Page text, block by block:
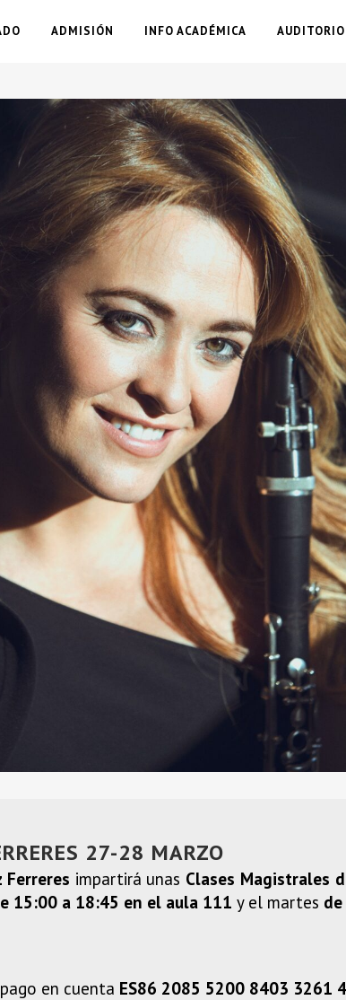
ADMISIÓN INFO ACADÉMICA AUDITORIO
27-28 MARZO
Ferreres impartirá unas Clases Magistrales
15:00 a 18:45 en el aula 111 y el martes
en cuenta ES86 2085 5200 8403 3261